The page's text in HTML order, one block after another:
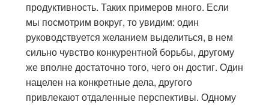
продуктивность. Таких примеров много. Если
мы посмотрим вокруг, то увидим: один
руководствуется желанием выделиться, в нем
сильно чувство конкурентной борьбы, другому
же вполне достаточно того, чего он достиг. Один
нацелен на конкретные дела, другого
привлекают отдаленные перспективы. Одному